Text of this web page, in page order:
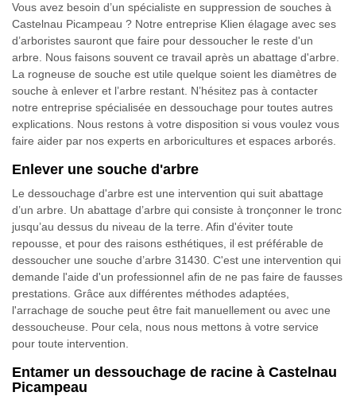
Vous avez besoin d’un spécialiste en suppression de souches à
Castelnau Picampeau ? Notre entreprise Klien élagage avec ses
d’arboristes sauront que faire pour dessoucher le reste d'un
arbre. Nous faisons souvent ce travail après un abattage d'arbre.
La rogneuse de souche est utile quelque soient les diamètres de
souche à enlever et l’arbre restant. N’hésitez pas à contacter
notre entreprise spécialisée en dessouchage pour toutes autres
explications. Nous restons à votre disposition si vous voulez vous
faire aider par nos experts en arboricultures et espaces arborés.
Enlever une souche d'arbre
Le dessouchage d'arbre est une intervention qui suit abattage
d’un arbre. Un abattage d’arbre qui consiste à tronçonner le tronc
jusqu’au dessus du niveau de la terre. Afin d'éviter toute
repousse, et pour des raisons esthétiques, il est préférable de
dessoucher une souche d’arbre 31430. C'est une intervention qui
demande l'aide d'un professionnel afin de ne pas faire de fausses
prestations. Grâce aux différentes méthodes adaptées,
l'arrachage de souche peut être fait manuellement ou avec une
dessoucheuse. Pour cela, nous nous mettons à votre service
pour toute intervention.
Entamer un dessouchage de racine à Castelnau
Picampeau